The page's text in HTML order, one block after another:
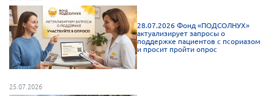
Краснодарский край
Красноярский край
Липецкая область
Ленинградская область
г. Москва
28.07.2026 Фонд «ПОДСОЛНУХ»
актуализирует запросы о
поддержке пациентов с псориазом
и просит пройти опрос
25.07.2026